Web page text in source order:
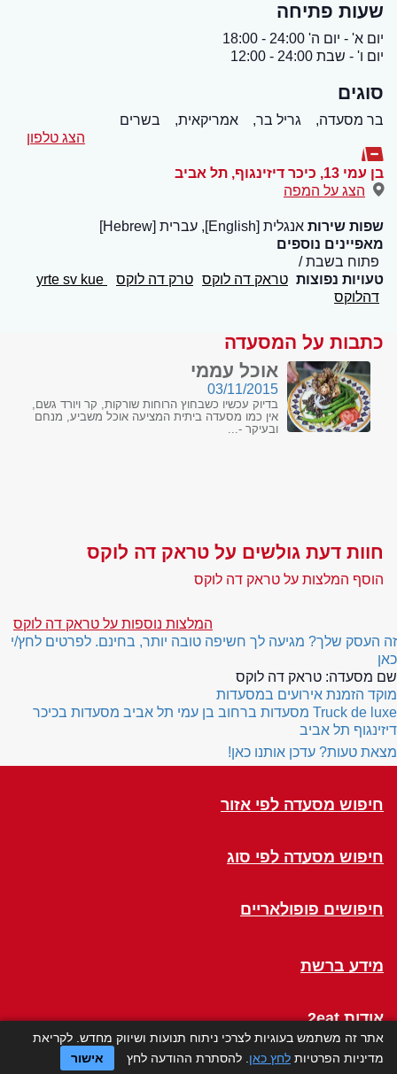
שעות פתיחה
יום א' - יום ה' 24:00 - 18:00
יום ו' - שבת 24:00 - 12:00
סוגים
בר מסעדה, גריל בר, אמריקאית,
בשרים
הצג טלפון
בן עמי 13, כיכר דיזינגוף , תל אביב
הצג על המפה
שפות שירות אנגלית [English], עברית [Hebrew]
מאפיינים נוספים
פתוח בשבת
טעויות נפוצות טראק דה לוקס טרק דה לוקס
דהלוקס
כתבות על המסעדה
אוכל עממי
03/11/2015
בדיוק עכשיו כשבחוץ הרוחות שורקות, קר ויורד גשם,
אין כמו מסעדה ביתית המציעה אוכל משביע, מנחם
ובעיקר -...
חוות דעת גולשים על טראק דה לוקס
הוסף המלצות על טראק דה לוקס
המלצות נוספות על טראק דה לוקס
זה העסק שלך? מגיעה לך חשיפה טובה יותר, בחינם. לפרטים לחץ/י
כאן
שם מסעדה: טראק דה לוקס
מוקד הזמנת אירועים במסעדות
Truck de luxe מסעדות ברחוב בן עמי תל אביב מסעדות בכיכר
דיזינגוף תל אביב
מצאת טעות? עדכן אותנו כאן!
חיפוש מסעדה לפי אזור
חיפוש מסעדה לפי סוג
חיפושים פופולאריים
מידע ברשת
אודות 2eat
Click a Table
אתר זה משתמש בעוגיות לצרכי ניתוח תנועות ושיווק מחדש. לקריאת
מדיניות הפרטיות לחץ כאן . להסתרת ההודעה לחץ אישור